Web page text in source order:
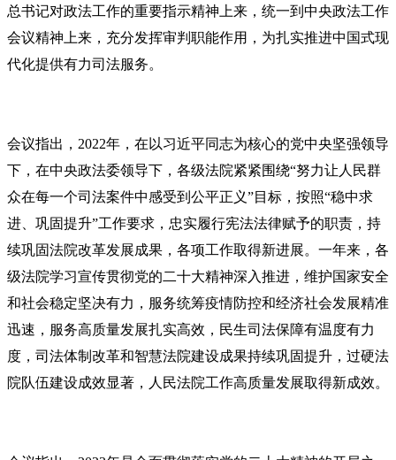
总书记对政法工作的重要指示精神上来，统一到中央政法工作
会议精神上来，充分发挥审判职能作用，为扎实推进中国式现
代化提供有力司法服务。
会议指出，2022年，在以习近平同志为核心的党中央坚强领导
下，在中央政法委领导下，各级法院紧紧围绕“努力让人民群
众在每一个司法案件中感受到公平正义”目标，按照“稳中求
进、巩固提升”工作要求，忠实履行宪法法律赋予的职责，持
续巩固法院改革发展成果，各项工作取得新进展。一年来，各
级法院学习宣传贯彻党的二十大精神深入推进，维护国家安全
和社会稳定坚决有力，服务统筹疫情防控和经济社会发展精准
迅速，服务高质量发展扎实高效，民生司法保障有温度有力
度，司法体制改革和智慧法院建设成果持续巩固提升，过硬法
院队伍建设成效显著，人民法院工作高质量发展取得新成效。